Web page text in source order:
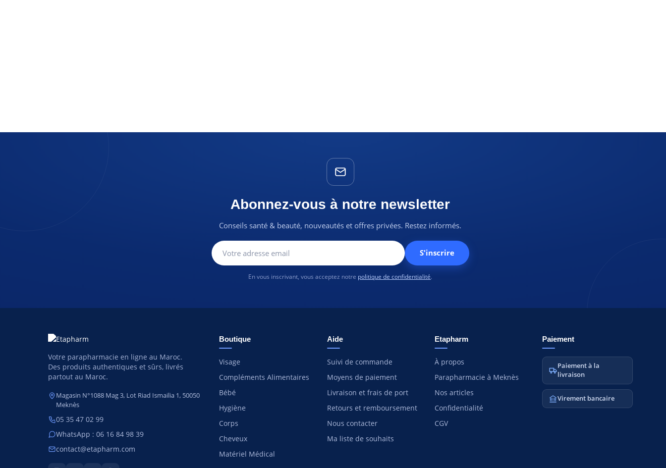
Abonnez-vous à notre newsletter
Conseils santé & beauté, nouveautés et offres privées. Restez informés.
S'inscrire
En vous inscrivant, vous acceptez notre politique de confidentialité.
Votre parapharmacie en ligne au Maroc.
Des produits authentiques et sûrs, livrés
partout au Maroc.
Magasin N°1088 Mag 3, Lot Riad Ismailia 1, 50050
Meknès
05 35 47 02 99
WhatsApp : 06 16 84 98 39
contact@etapharm.com
Boutique
Visage
Compléments Alimentaires
Bébé
Hygiène
Corps
Cheveux
Matériel Médical
Aide
Suivi de commande
Moyens de paiement
Livraison et frais de port
Retours et remboursement
Nous contacter
Ma liste de souhaits
Etapharm
À propos
Parapharmacie à Meknès
Nos articles
Confidentialité
CGV
Paiement
Paiement à la
livraison
Virement bancaire